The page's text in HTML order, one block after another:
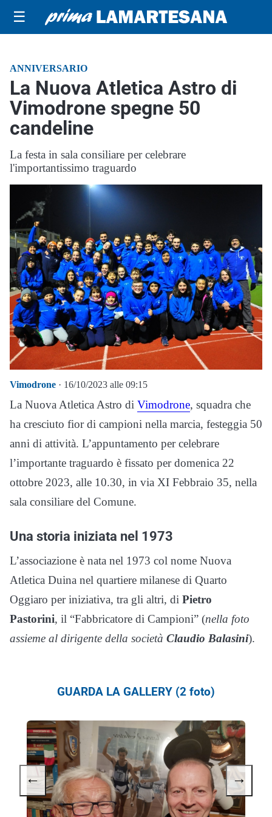
☰
ANNIVERSARIO
La Nuova Atletica Astro di
Vimodrone spegne 50
candeline
La festa in sala consiliare per celebrare
l'importantissimo traguardo
Vimodrone · 16/10/2023 alle 09:15
La Nuova Atletica Astro di Vimodrone, squadra che
ha cresciuto fior di campioni nella marcia, festeggia 50
anni di attività. L’appuntamento per celebrare
l’importante traguardo è fissato per domenica 22
ottobre 2023, alle 10.30, in via XI Febbraio 35, nella
sala consiliare del Comune.
Una storia iniziata nel 1973
L’associazione è nata nel 1973 col nome Nuova
Atletica Duina nel quartiere milanese di Quarto
Oggiaro per iniziativa, tra gli altri, di Pietro
Pastorini, il “Fabbricatore di Campioni” (nella foto
assieme al dirigente della società Claudio Balasini).
GUARDA LA GALLERY (2 foto)
← →